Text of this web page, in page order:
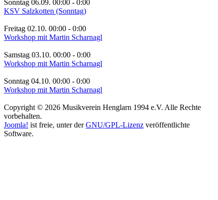
Sonntag 06.09. 00:00 - 0:00
KSV Salzkotten (Sonntag)
Freitag 02.10. 00:00 - 0:00
Workshop mit Martin Scharnagl
Samstag 03.10. 00:00 - 0:00
Workshop mit Martin Scharnagl
Sonntag 04.10. 00:00 - 0:00
Workshop mit Martin Scharnagl
Copyright © 2026 Musikverein Henglarn 1994 e.V. Alle Rechte
vorbehalten.
Joomla! ist freie, unter derGNU/GPL-Lizenz veröffentlichte
Software.